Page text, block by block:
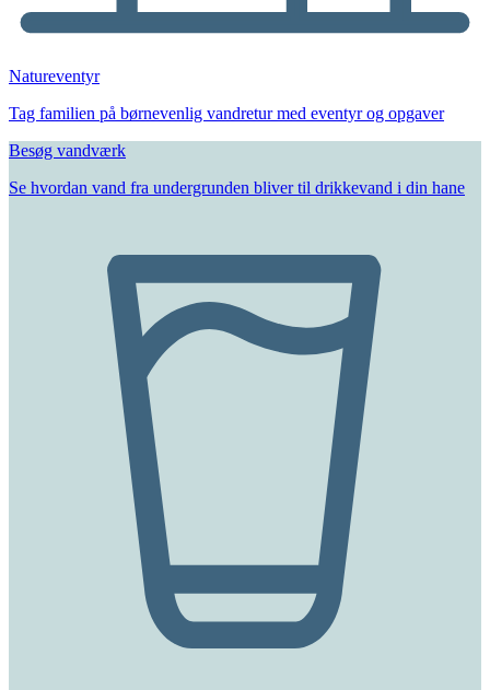
Natureventyr
Tag familien på børnevenlig vandretur med eventyr og opgaver
Besøg vandværk
Se hvordan vand fra undergrunden bliver til drikkevand i din hane